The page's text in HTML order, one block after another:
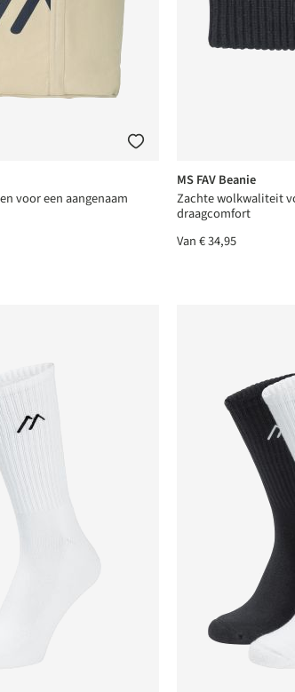
voor een aangenaam
MS FAV Beanie
Zachte wolkwaliteit
draagcomfort
Van€ 34,95